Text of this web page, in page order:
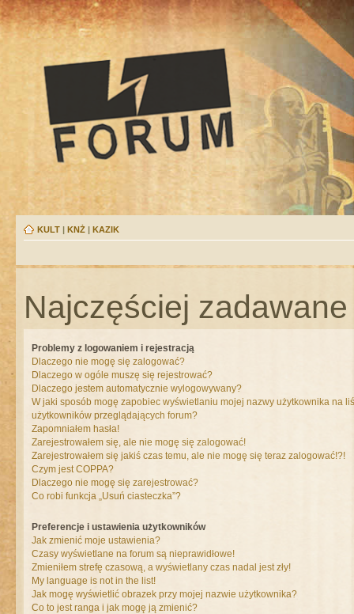
KULT | KNŻ | KAZIK
Najczęściej
Problemy z logowaniem i rejestracją
Dlaczego nie mogę się zalogować?
Dlaczego w ogóle muszę się rejestrować?
Dlaczego jestem automatycznie wylogowywany?
W jaki sposób mogę zapobiec wyświetlaniu mojej nazwy użytkownika na
użytkowników przeglądających forum?
Zapomniałem hasła!
Zarejestrowałem się, ale nie mogę się zalogować!
Zarejestrowałem się jakiś czas temu, ale nie mogę się teraz zalogować!?!
Czym jest COPPA?
Dlaczego nie mogę się zarejestrować?
Co robi funkcja „Usuń ciasteczka”?
Preferencje i ustawienia użytkowników
Jak zmienić moje ustawienia?
Czasy wyświetlane na forum są nieprawidłowe!
Zmieniłem strefę czasową, a wyświetlany czas nadal jest zły!
My language is not in the list!
Jak mogę wyświetlić obrazek przy mojej nazwie użytkownika?
Co to jest ranga i jak mogę ją zmienić?